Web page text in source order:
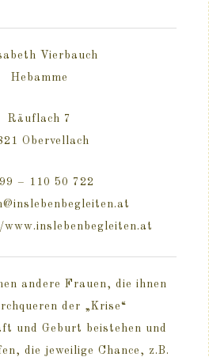
Vierbauch
Hebamme
Räuflach 7
Obervellach
– 110 50 722
andere Frauen, die ihnen
der „Krise“
und Geburt beistehen und
die jeweilige Chance, z.B.